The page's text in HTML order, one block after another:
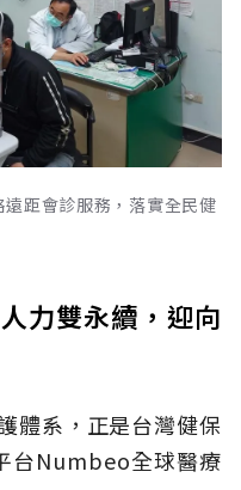
距會診服務，落實全民健
力雙永續，迎向
體系，正是台灣健保
台Numbeo全球醫療